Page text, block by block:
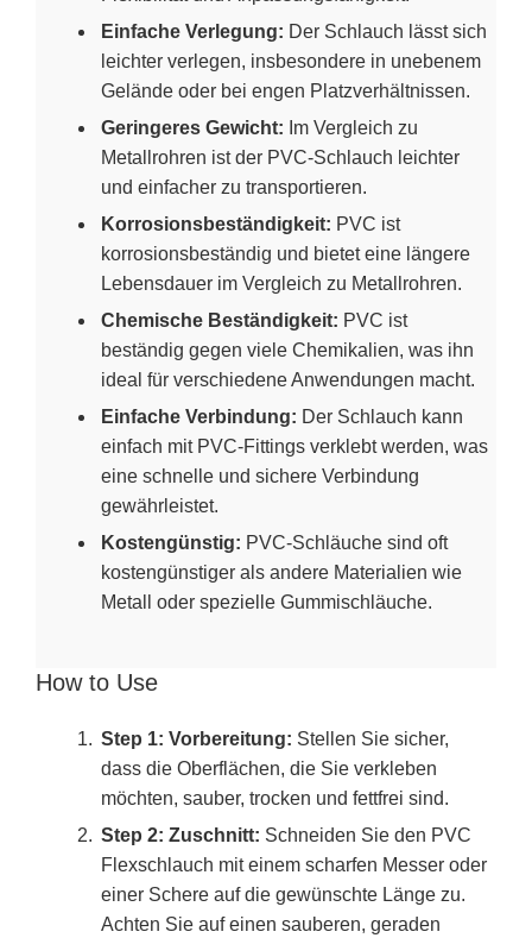
Einfache Verlegung: Der Schlauch lässt sich
leichter verlegen, insbesondere in unebenem
Gelände oder bei engen Platzverhältnissen.
Geringeres Gewicht: Im Vergleich zu
Metallrohren ist der PVC-Schlauch leichter
und einfacher zu transportieren.
Korrosionsbeständigkeit: PVC ist
korrosionsbeständig und bietet eine längere
Lebensdauer im Vergleich zu Metallrohren.
Chemische Beständigkeit: PVC ist
beständig gegen viele Chemikalien, was ihn
ideal für verschiedene Anwendungen macht.
Einfache Verbindung: Der Schlauch kann
einfach mit PVC-Fittings verklebt werden, was
eine schnelle und sichere Verbindung
gewährleistet.
Kostengünstig: PVC-Schläuche sind oft
kostengünstiger als andere Materialien wie
Metall oder spezielle Gummischläuche.
How to Use
Step 1: Vorbereitung: Stellen Sie sicher,
dass die Oberflächen, die Sie verkleben
möchten, sauber, trocken und fettfrei sind.
Step 2: Zuschnitt: Schneiden Sie den PVC
Flexschlauch mit einem scharfen Messer oder
einer Schere auf die gewünschte Länge zu.
Achten Sie auf einen sauberen, geraden